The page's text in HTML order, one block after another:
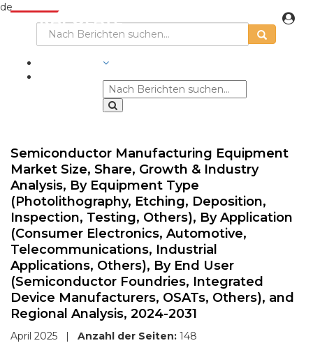
de
Semiconductor Manufacturing Equipment
Market Size, Share, Growth & Industry
Analysis, By Equipment Type
(Photolithography, Etching, Deposition,
Inspection, Testing, Others), By Application
(Consumer Electronics, Automotive,
Telecommunications, Industrial
Applications, Others), By End User
(Semiconductor Foundries, Integrated
Device Manufacturers, OSATs, Others), and
Regional Analysis, 2024-2031
April 2025 | Anzahl der Seiten: 148